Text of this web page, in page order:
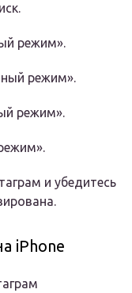
режим».
режим».
режим».
и убедитесь
iPhone